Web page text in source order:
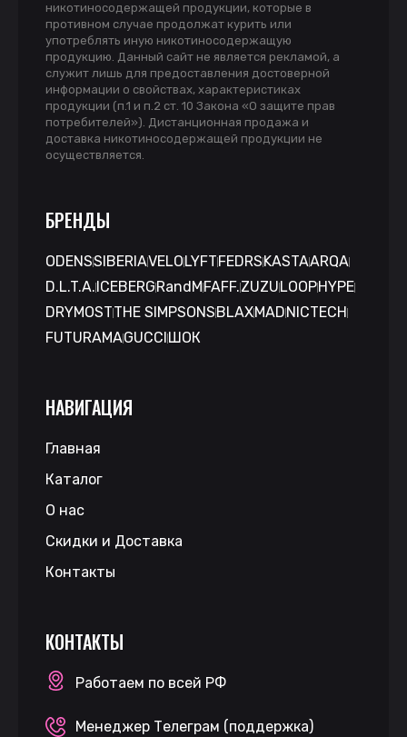
никотиносодержащей продукции, которые в
противном случае продолжат курить или
употреблять иную никотиносодержащую
продукцию. Данный сайт не является рекламой, а
служит лишь для предоставления достоверной
информации о свойствах, характеристиках
продукции (п.1 и п.2 ст. 10 Закона «О защите прав
потребителей»). Дистанционная продажа и
доставка никотиносодержащей продукции не
осуществляется.
БРЕНДЫ
ODENSSIBERIAVELO LYFT FEDRS KASTAARQA
D.L.T.A. ICEBERG RandM FAFF.ZUZU LOOPHYPE
DRYMOSTTHE SIMPSONS BLAXMAD NICTECH
FUTURAMAGUCCI ШОК
НАВИГАЦИЯ
Главная
Каталог
О нас
Скидки и Доставка
Контакты
КОНТАКТЫ
Работаем по всей РФ
Менеджер Телеграм (поддержка)